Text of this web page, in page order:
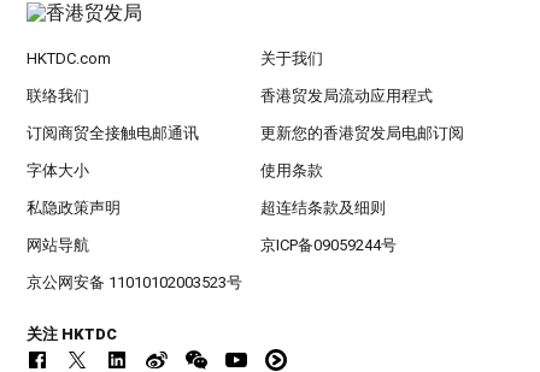
HKTDC.com 关于我们
联络我们 香港贸发局流动应用程式
订阅商贸全接触电邮通讯 更新您的香港贸发局电邮订阅
字体大小 使用条款
私隐政策声明 超连结条款及细则
网站导航 京ICP备09059244号
京公网安备 11010102003523号
关注 HKTDC